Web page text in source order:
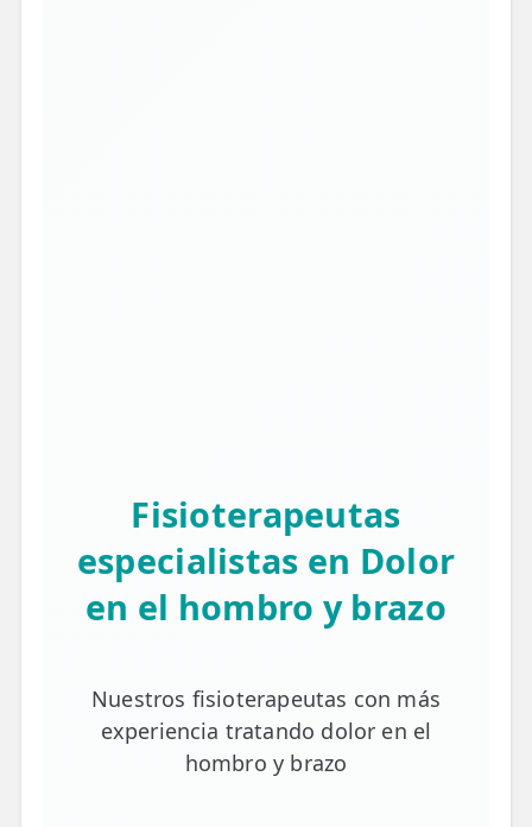
Fisioterapeutas
especialistas en Dolor
en el hombro y brazo
Nuestros fisioterapeutas con más
experiencia tratando dolor en el
hombro y brazo